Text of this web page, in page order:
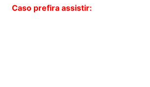
Caso prefira assistir: